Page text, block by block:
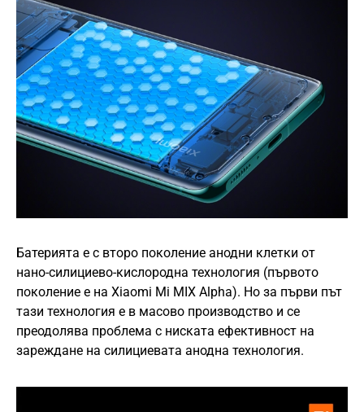
Батерията е с второ поколение анодни клетки от
нано-силициево-кислородна технология (първото
поколение е на Xiaomi Mi MIX Alpha). Но за първи път
тази технология е в масово производство и се
преодолява проблема с ниската ефективност на
зареждане на силициевата анодна технология.